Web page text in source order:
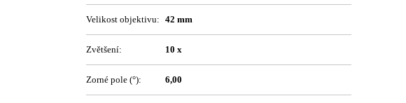
Velikost objektivu: 42 mm
Zvětšení: 10 x
Zorné pole (°): 6,00